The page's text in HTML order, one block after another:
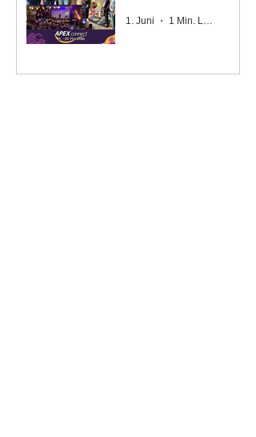
1. Juni 1 Min. Lesezeit